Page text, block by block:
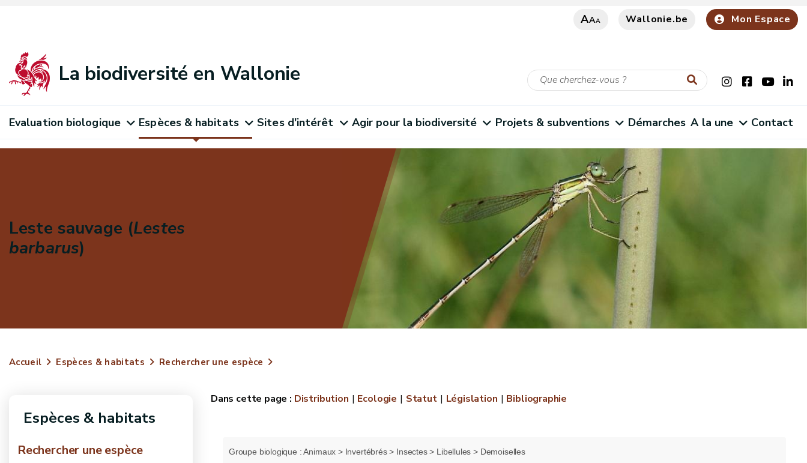
AAA Wallonie.be Mon Espace
La biodiversité en Wallonie
Evaluation biologique Espèces & habitats Sites d'intérêt Agir pour la biodiversité Projets & subventions Démarches A la une Contact
Leste sauvage (Lestes
barbarus)
Accueil Espèces & habitats Rechercher une espèce
Espèces & habitats
Rechercher une espèce
Distribution Ecologie Statut Législation Bibliographie
Groupe biologique : Animaux > Invertébrés > Insectes > Libellules > Demoiselles